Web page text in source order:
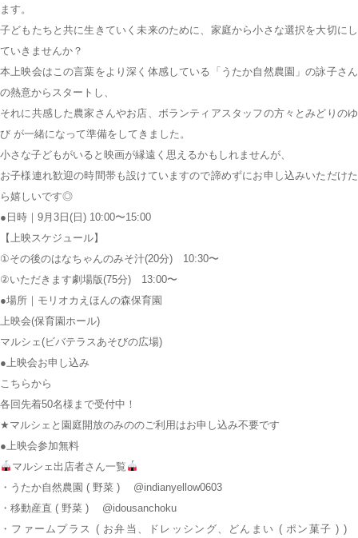
ます。
子どもたちと共に生きていく未来のために、家庭から小さな選択を大切にし
ていきませんか？
本上映会はこの言葉をより深く体感している「うたか自然農園」の詠子さん
の熱意からスタートし、
それに共感した農家さんやお店、ボランティアスタッフの方々とみどりのゆ
び が一緒になって準備をしてきました。
小さな子どもがいると映画が縁遠く思えるかもしれませんが、
お子様連れ歓迎の時間帯も設けていますので諦めずにお申し込みいただけた
ら嬉しいです◎
●日時｜9月3日(日) 10:00〜15:00
【上映スケジュール】
①その後のはなちゃんのみそ汁(20分) 10:30〜
②いただきます劇場版(75分) 13:00〜
●場所｜モリオカえほんの森保育園
上映会(保育園ホール)
マルシェ(ビバテラスあそびの広場)
●上映会お申し込み
こちらから
各回先着50名様まで受付中！
★マルシェと園庭開放のみののご利用はお申し込み不要です
●上映会参加無料
マルシェ出店者さん一覧
・うたか自然農園 ( 野菜 ) @indianyellow0603
・移動産直 ( 野菜 ) @idousanchoku
・ファームプラス ( お弁当、ドレッシング、どんまい ( ポン菓子 ) )